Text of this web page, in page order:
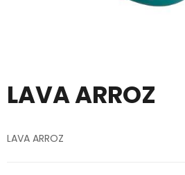
LAVA ARROZ
LAVA ARROZ